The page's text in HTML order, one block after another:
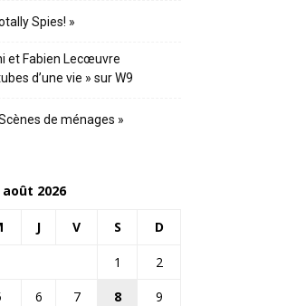
Spies! »
et Fabien Lecœuvre
d’une vie » sur W9
de ménages »
août 2026
J V S D
1
2
6 7 8
9